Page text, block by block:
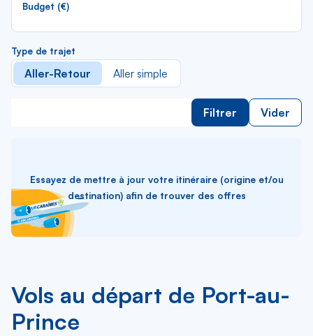
Budget (€)
Type de trajet
Aller-Retour Aller simple
Filtrer Vider
Essayez de mettre à jour votre itinéraire (origine et/ou
destination) afin de trouver des offres
Vols au départ de Port-au-
Prince